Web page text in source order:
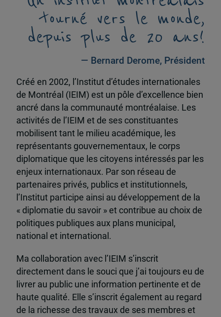
tourné vers le monde,
depuis plus de 20 ans!
— Bernard Derome, Président
Créé en 2002, l’Institut d’études internationales
de Montréal (IEIM) est un pôle d’excellence bien
ancré dans la communauté montréalaise. Les
activités de l’IEIM et de ses constituantes
mobilisent tant le milieu académique, les
représentants gouvernementaux, le corps
diplomatique que les citoyens intéressés par les
enjeux internationaux. Par son réseau de
partenaires privés, publics et institutionnels,
l’Institut participe ainsi au développement de la
« diplomatie du savoir » et contribue au choix de
politiques publiques aux plans municipal,
national et international.
Ma collaboration avec l’IEIM s’inscrit
directement dans le souci que j’ai toujours eu de
livrer au public une information pertinente et de
haute qualité. Elle s’inscrit également au regard
de la richesse des travaux de ses membres et